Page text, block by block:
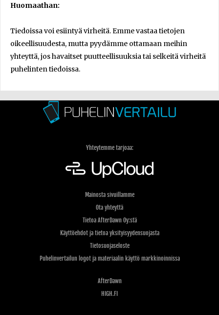
Huomaathan:
Tiedoissa voi esiintyä virheitä. Emme vastaa tietojen
oikeellisuudesta, mutta pyydämme ottamaan meihin
yhteyttä, jos havaitset puutteellisuuksia tai selkeitä virheitä
puhelinten tiedoissa.
Yhteytemme tarjoaa:
Mainosta sivuillamme
Ota yhteyttä
Tietoa AfterDawn Oy:stä
Käyttöehdot ja tietoa yksityisyydensuojasta
Tietosuojaseloste
Puhelinvertailun logot ja materiaalin käyttö markkinoinnissa
AfterDawn
HIGH.FI